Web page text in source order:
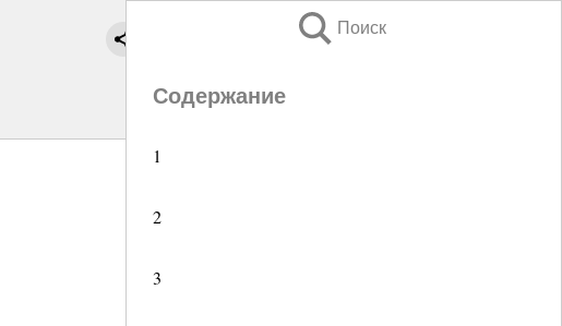
Поиск
Содержание
1
2
3